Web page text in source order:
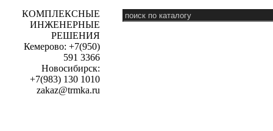
КОМПЛЕКСНЫЕ
ИНЖЕНЕРНЫЕ
РЕШЕНИЯ
Кемерово: +7(950)
591 3366
Новосибирск:
+7(983) 130 1010
zakaz@trmka.ru